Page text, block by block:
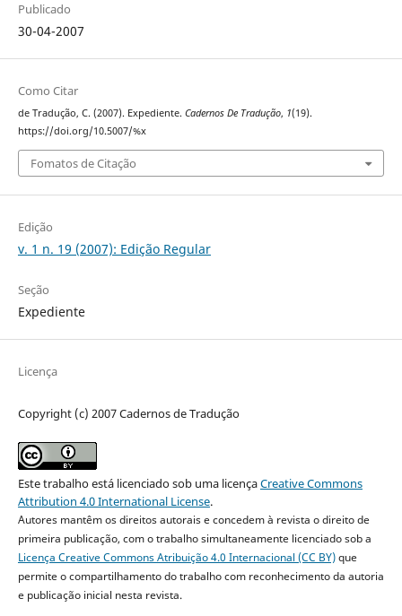
Publicado
30-04-2007
Como Citar
de Tradução, C. (2007). Expediente. Cadernos De Tradução, 1(19).
https://doi.org/10.5007/%x
Fomatos de Citação
Edição
v. 1 n. 19 (2007): Edição Regular
Seção
Expediente
Licença
Copyright (c) 2007 Cadernos de Tradução
Este trabalho está licenciado sob uma licençaCreative Commons
Attribution 4.0 International License.
Autores mantêm os direitos autorais e concedem à revista o direito de
primeira publicação, com o trabalho simultaneamente licenciado sob a
Licença Creative Commons Atribuição 4.0 Internacional (CC BY)que
permite o compartilhamento do trabalho com reconhecimento da autoria
e publicação inicial nesta revista.